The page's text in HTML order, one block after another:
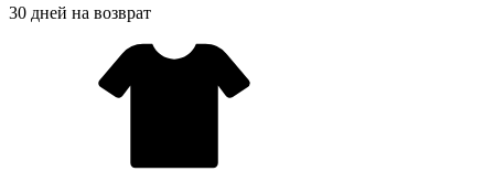
30 дней на возврат